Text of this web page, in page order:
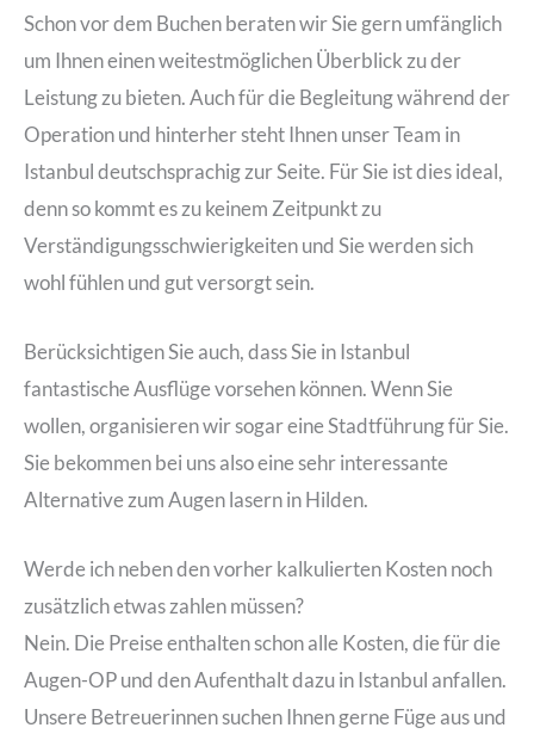
Schon vor dem Buchen beraten wir Sie gern umfänglich
um Ihnen einen weitestmöglichen Überblick zu der
Leistung zu bieten. Auch für die Begleitung während der
Operation und hinterher steht Ihnen unser Team in
Istanbul deutschsprachig zur Seite. Für Sie ist dies ideal,
denn so kommt es zu keinem Zeitpunkt zu
Verständigungsschwierigkeiten und Sie werden sich
wohl fühlen und gut versorgt sein.
Berücksichtigen Sie auch, dass Sie in Istanbul
fantastische Ausflüge vorsehen können. Wenn Sie
wollen, organisieren wir sogar eine Stadtführung für Sie.
Sie bekommen bei uns also eine sehr interessante
Alternative zum Augen lasern in Hilden.
Werde ich neben den vorher kalkulierten Kosten noch
zusätzlich etwas zahlen müssen?
Nein. Die Preise enthalten schon alle Kosten, die für die
Augen-OP und den Aufenthalt dazu in Istanbul anfallen.
Unsere Betreuerinnen suchen Ihnen gerne Füge aus und